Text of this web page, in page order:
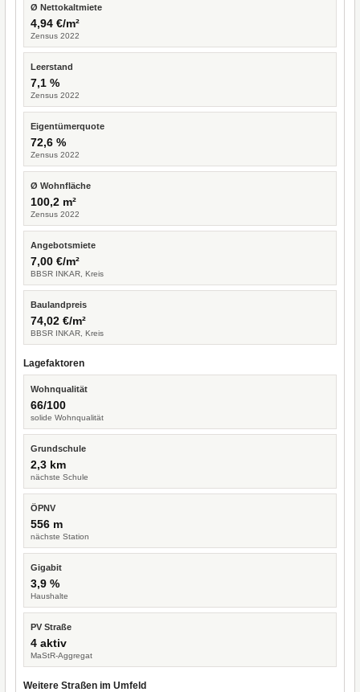
Ø Nettokaltmiete
4,94 €/m²
Zensus 2022
Leerstand
7,1 %
Zensus 2022
Eigentümerquote
72,6 %
Zensus 2022
Ø Wohnfläche
100,2 m²
Zensus 2022
Angebotsmiete
7,00 €/m²
BBSR INKAR, Kreis
Baulandpreis
74,02 €/m²
BBSR INKAR, Kreis
Lagefaktoren
Wohnqualität
66/100
solide Wohnqualität
Grundschule
2,3 km
nächste Schule
ÖPNV
556 m
nächste Station
Gigabit
3,9 %
Haushalte
PV Straße
4 aktiv
MaStR-Aggregat
Weitere Straßen im Umfeld